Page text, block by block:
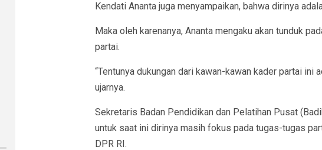
Kendati Ananta juga menyampaikan, bahwa dirinya
Maka oleh karenanya, Ananta mengaku akan tunduk
partai.
“Tentunya dukungan dari kawan-kawan kader partai ini
ujarnya.
Sekretaris Badan Pendidikan dan Pelatihan Pusat
untuk saat ini dirinya masih fokus pada tugas-tugas
DPR RI.